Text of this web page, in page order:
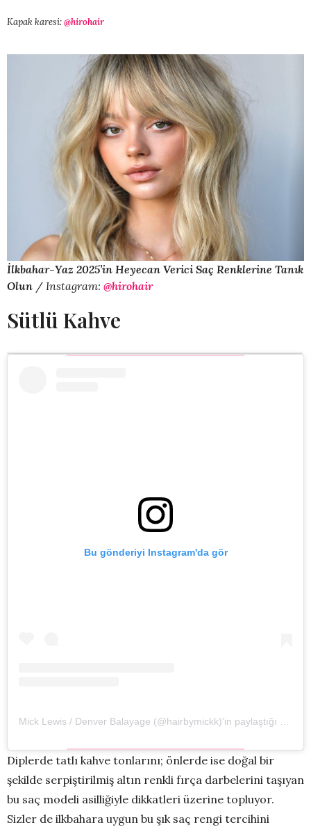
Kapak karesi:@hirohair
İlkbahar-Yaz 2025’in Heyecan Verici Saç Renklerine Tanık
Olun / Instagram: @hirohair
Sütlü Kahve
Bu gönderiyi Instagram'da gör
Mick Lewis / Denver Balayage (@hairbymickk)'in paylaştığı bir gönderi
Diplerde tatlı kahve tonlarını; önlerde ise doğal bir
şekilde serpiştirilmiş altın renkli fırça darbelerini taşıyan
bu saç modeli asilliğiyle dikkatleri üzerine topluyor.
Sizler de ilkbahara uygun bu şık saç rengi tercihini